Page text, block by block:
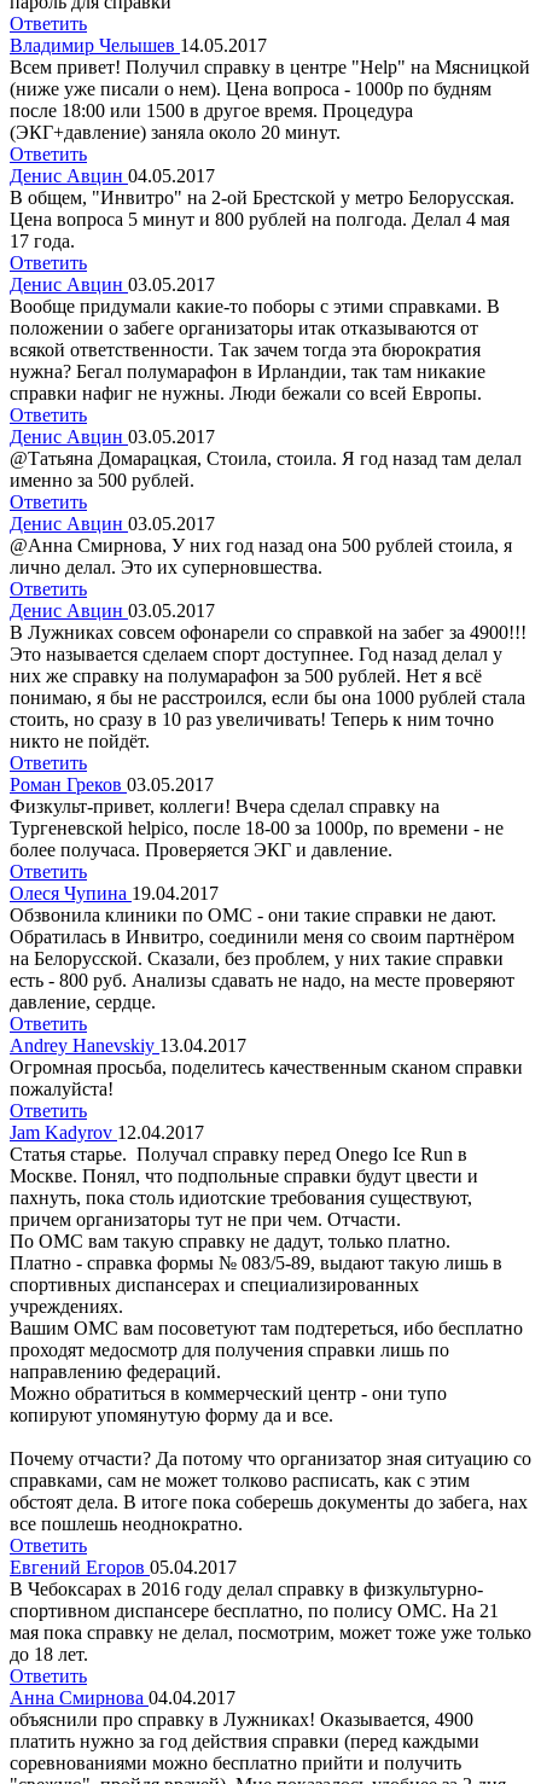
Ответить
Владимир Челышев 14.05.2017
Всем привет! Получил справку в центре "Help" на Мясницкой
(ниже уже писали о нем). Цена вопроса - 1000р по будням
после 18:00 или 1500 в другое время. Процедура
(ЭКГ+давление) заняла около 20 минут.
Ответить
Денис Авцин 04.05.2017
В общем, "Инвитро" на 2-ой Брестской у метро Белорусская.
Цена вопроса 5 минут и 800 рублей на полгода. Делал 4 мая
17 года.
Ответить
Денис Авцин 03.05.2017
Вообще придумали какие-то поборы с этими справками. В
положении о забеге организаторы итак отказываются от
всякой ответственности. Так зачем тогда эта бюрократия
нужна? Бегал полумарафон в Ирландии, так там никакие
справки нафиг не нужны. Люди бежали со всей Европы.
Ответить
Денис Авцин 03.05.2017
@Татьяна Домарацкая, Стоила, стоила. Я год назад там делал
именно за 500 рублей.
Ответить
Денис Авцин 03.05.2017
@Анна Смирнова, У них год назад она 500 рублей стоила, я
лично делал. Это их суперновшества.
Ответить
Денис Авцин 03.05.2017
В Лужниках совсем офонарели со справкой на забег за 4900!!!
Это называется сделаем спорт доступнее. Год назад делал у
них же справку на полумарафон за 500 рублей. Нет я всё
понимаю, я бы не расстроился, если бы она 1000 рублей стала
стоить, но сразу в 10 раз увеличивать! Теперь к ним точно
никто не пойдёт.
Ответить
Роман Греков 03.05.2017
Физкульт-привет, коллеги! Вчера сделал справку на
Тургеневской helpico, после 18-00 за 1000р, по времени - не
более получаса. Проверяется ЭКГ и давление.
Ответить
Олеся Чупина 19.04.2017
Обзвонила клиники по ОМС - они такие справки не дают.
Обратилась в Инвитро, соединили меня со своим партнёром
на Белорусской. Сказали, без проблем, у них такие справки
есть - 800 руб. Анализы сдавать не надо, на месте проверяют
давление, сердце.
Ответить
Andrey Hanevskiy 13.04.2017
Огромная просьба, поделитесь качественным сканом справки
пожалуйста!
Ответить
Jam Kadyrov 12.04.2017
Статья старье. Получал справку перед Onego Ice Run в
Москве. Понял, что подпольные справки будут цвести и
пахнуть, пока столь идиотские требования существуют,
причем организаторы тут не при чем. Отчасти.
По ОМС вам такую справку не дадут, только платно.
Платно - справка формы № 083/5-89, выдают такую лишь в
спортивных диспансерах и специализированных
учреждениях.
Вашим ОМС вам посоветуют там подтереться, ибо бесплатно
проходят медосмотр для получения справки лишь по
направлению федераций.
Можно обратиться в коммерческий центр - они тупо
копируют упомянутую форму да и все.
Почему отчасти? Да потому что организатор зная ситуацию со
справками, сам не может толково расписать, как с этим
обстоят дела. В итоге пока соберешь документы до забега, нах
все пошлешь неоднократно.
Ответить
Евгений Егоров 05.04.2017
В Чебоксарах в 2016 году делал справку в физкультурно-
спортивном диспансере бесплатно, по полису ОМС. На 21
мая пока справку не делал, посмотрим, может тоже уже только
до 18 лет.
Ответить
Анна Смирнова 04.04.2017
объяснили про справку в Лужниках! Оказывается, 4900
платить нужно за год действия справки (перед каждыми
соревнованиями можно бесплатно прийти и получить